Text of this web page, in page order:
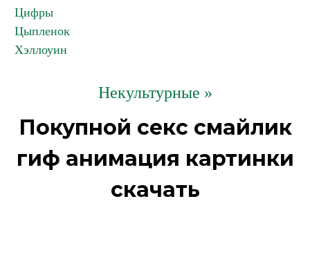
Цифры
Цыпленок
Хэллоуин
Некультурные »
Покупной секс смайлик
гиф анимация картинки
скачать